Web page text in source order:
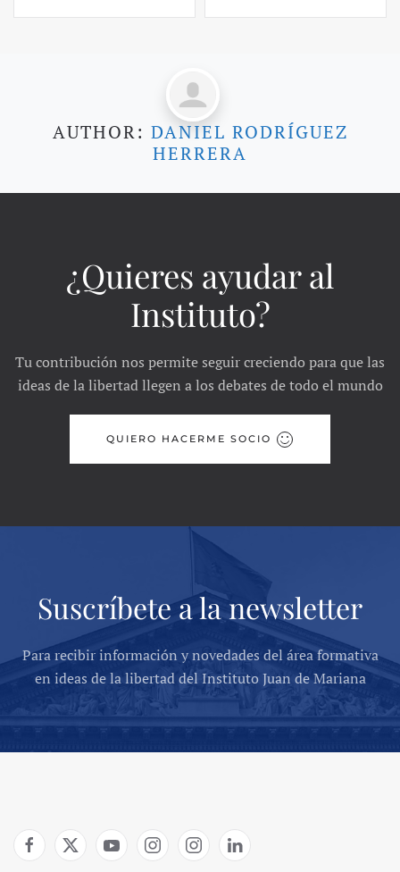
AUTHOR: DANIEL RODRÍGUEZ
HERRERA
¿Quieres ayudar al
Instituto?
Tu contribución nos permite seguir creciendo para que las
ideas de la libertad llegen a los debates de todo el mundo
QUIERO HACERME SOCIO
Suscríbete a la newsletter
Para recibir información y novedades del área formativa
en ideas de la libertad del Instituto Juan de Mariana